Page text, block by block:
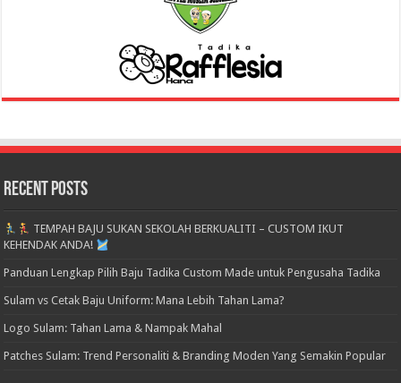
Recent Posts
TEMPAH BAJU SUKAN SEKOLAH BERKUALITI – CUSTOM IKUT
KEHENDAK ANDA!
Panduan Lengkap Pilih Baju Tadika Custom Made untuk Pengusaha Tadika
Sulam vs Cetak Baju Uniform: Mana Lebih Tahan Lama?
Logo Sulam: Tahan Lama & Nampak Mahal
Patches Sulam: Trend Personaliti & Branding Moden Yang Semakin Popular